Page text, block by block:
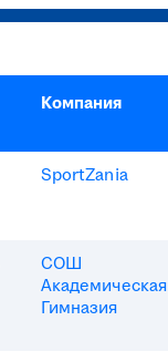
Компания
SportZania
СОШ
Академическая
Гимназия